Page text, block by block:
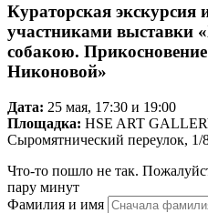
Кураторская экскурсия
участниками выставки
собакою.
Никоновой»
Дата: 25 мая, 17:30 и 19:00
Площадка: HSE ART
Сыромятнический переулок, 1/
Что-то пошло не так.
пару минут
Фамилия и имя